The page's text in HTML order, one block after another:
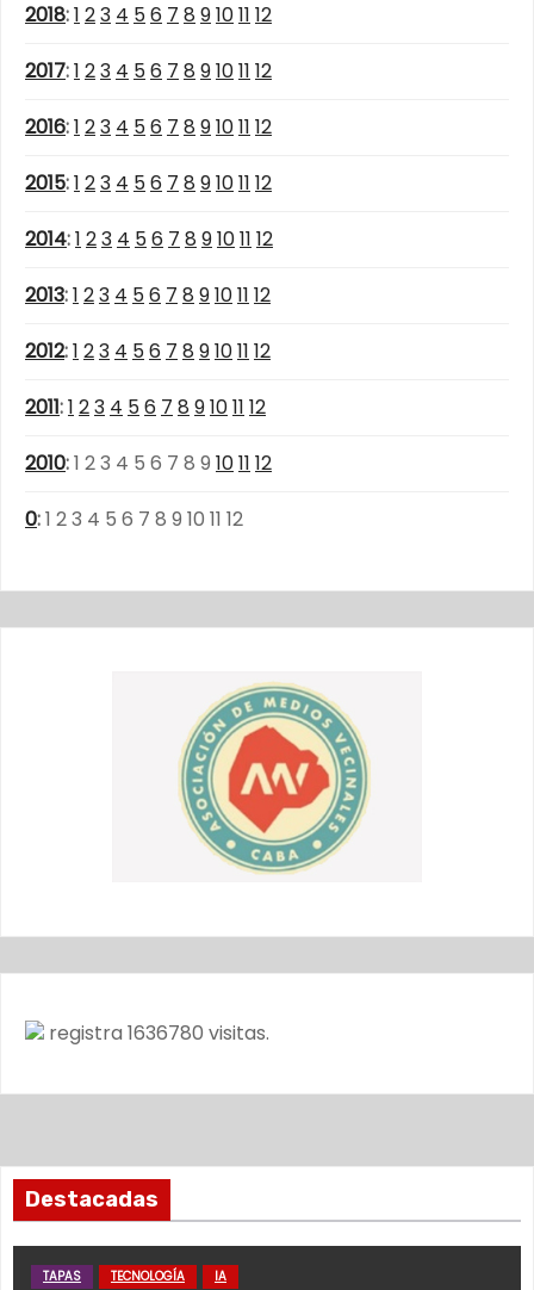
2018:1 23 4 56 7 8 91011 12
2017:1 23 4 56 7 8 91011 12
2016:1 23 4 56 7 8 91011 12
2015:1 23 4 56 7 8 91011 12
2014:1 23 4 56 7 8 91011 12
2013:1 23 4 56 7 8 91011 12
2012:1 23 4 56 7 8 91011 12
2011:1 23 4 56 7 8 91011 12
2010:1 23 4 5 6 7 8 9 1011 12
0:1 23 4 5 6 7 8 9 10 11 12
registra 1636780 visitas.
Destacadas
TAPAS TECNOLOGÍA IA